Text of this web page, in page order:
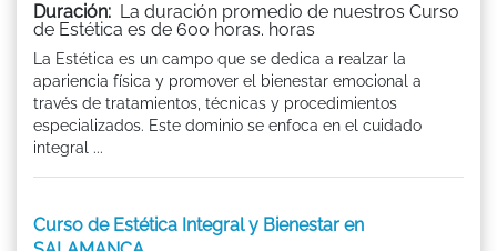
Duración: La duración promedio de nuestros Curso
de Estética es de 600 horas. horas
La Estética es un campo que se dedica a realzar la
apariencia física y promover el bienestar emocional a
través de tratamientos, técnicas y procedimientos
especializados. Este dominio se enfoca en el cuidado
integral ...
Curso de Estética Integral y Bienestar en